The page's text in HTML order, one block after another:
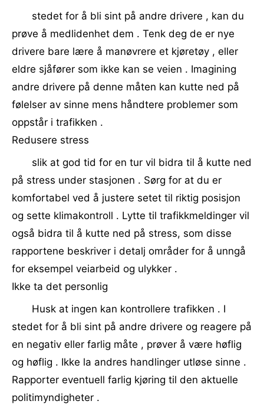
stedet for å bli sint på andre drivere , kan du
prøve å medlidenhet dem . Tenk deg de er nye
drivere bare lære å manøvrere et kjøretøy , eller
eldre sjåfører som ikke kan se veien . Imagining
andre drivere på denne måten kan kutte ned på
følelser av sinne mens håndtere problemer som
oppstår i trafikken .
Redusere stress
slik at god tid for en tur vil bidra til å kutte ned
på stress under stasjonen . Sørg for at du er
komfortabel ved å justere setet til riktig posisjon
og sette klimakontroll . Lytte til trafikkmeldinger vil
også bidra til å kutte ned på stress, som disse
rapportene beskriver i detalj områder for å unngå
for eksempel veiarbeid og ulykker .
Ikke ta det personlig
Husk at ingen kan kontrollere trafikken . I
stedet for å bli sint på andre drivere og reagere på
en negativ eller farlig måte , prøver å være høflig
og høflig . Ikke la andres handlinger utløse sinne .
Rapporter eventuell farlig kjøring til den aktuelle
politimyndigheter .